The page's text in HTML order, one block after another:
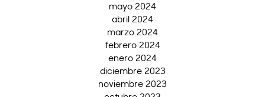
mayo 2024
abril 2024
marzo 2024
febrero 2024
enero 2024
diciembre 2023
noviembre 2023